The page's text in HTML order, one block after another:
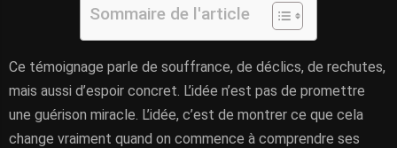
Sommaire de l'article
Ce témoignage parle de souffrance, de déclics, de rechutes,
mais aussi d’espoir concret. L’idée n’est pas de promettre
une guérison miracle. L’idée, c’est de montrer ce que cela
change vraiment quand on commence à comprendre ses